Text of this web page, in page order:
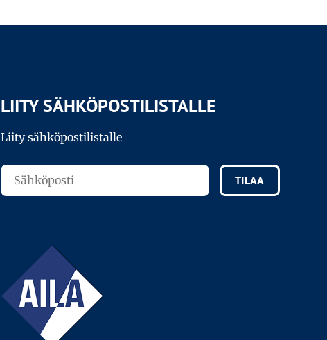
LIITY SÄHKÖPOSTILISTALLE
Liity sähköpostilistalle
TILAA